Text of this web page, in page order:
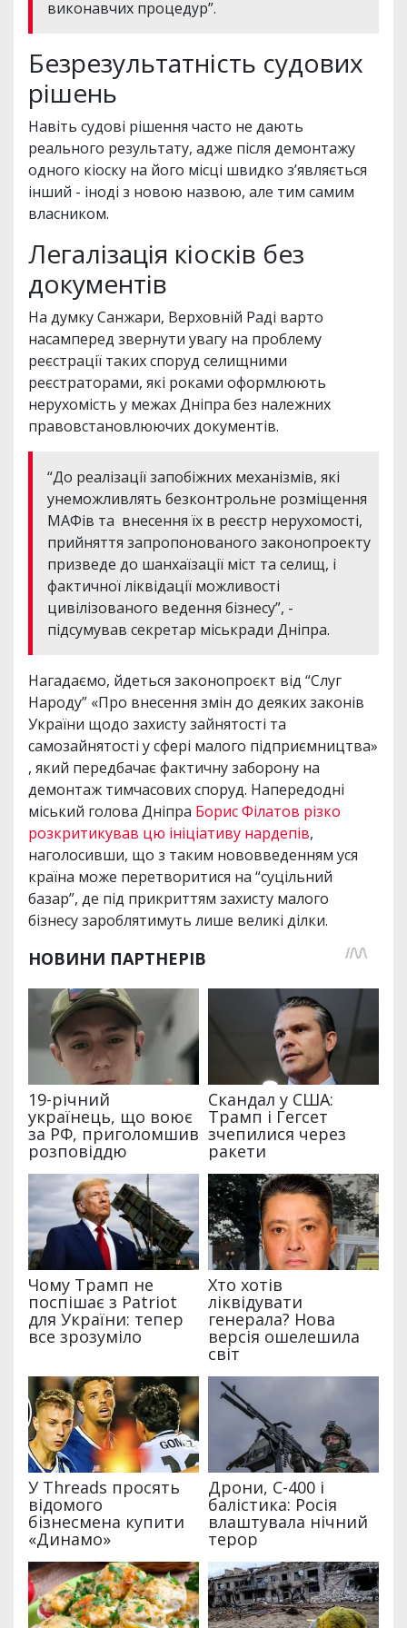
виконавчих процедур”.
Безрезультатність судових
рішень
Навіть судові рішення часто не дають
реального результату, адже після демонтажу
одного кіоску на його місці швидко з’являється
інший - іноді з новою назвою, але тим самим
власником.
Легалізація кіосків без
документів
На думку Санжари, Верховній Раді варто
насамперед звернути увагу на проблему
реєстрації таких споруд селищними
реєстраторами, які роками оформлюють
нерухомість у межах Дніпра без належних
правовстановлюючих документів.
“До реалізації запобіжних механізмів, які
унеможливлять безконтрольне розміщення
МАФів та внесення їх в реєстр нерухомості,
прийняття запропонованого законопроекту
призведе до шанхаїзації міст та селищ, і
фактичної ліквідації можливості
цивілізованого ведення бізнесу”, -
підсумував секретар міськради Дніпра.
Нагадаємо, йдеться законопроєкт від “Слуг
Народу” «Про внесення змін до деяких законів
України щодо захисту зайнятості та
самозайнятості у сфері малого підприємництва»
, який передбачає фактичну заборону на
демонтаж тимчасових споруд. Напередодні
міський голова Дніпра Борис Філатов різко
розкритикував цю ініціативу нардепів,
наголосивши, що з таким нововведенням уся
країна може перетворитися на “суцільний
базар”, де під прикриттям захисту малого
бізнесу зароблятимуть лише великі ділки.